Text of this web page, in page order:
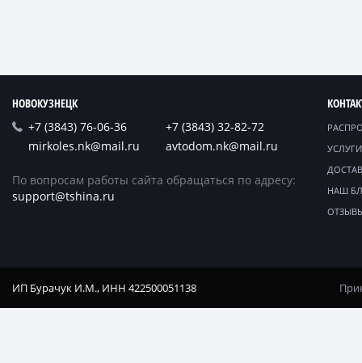
НОВОКУЗНЕЦК
+7 (3843) 76-06-36
+7 (3843) 32-82-72
mirkoles.nk@mail.ru
avtodom.nk@mail.ru
По вопросам работы сайта обращаться по адресу:
support@tshina.ru
НАШ
ИП Бурачук И.М., ИНН 422500051138